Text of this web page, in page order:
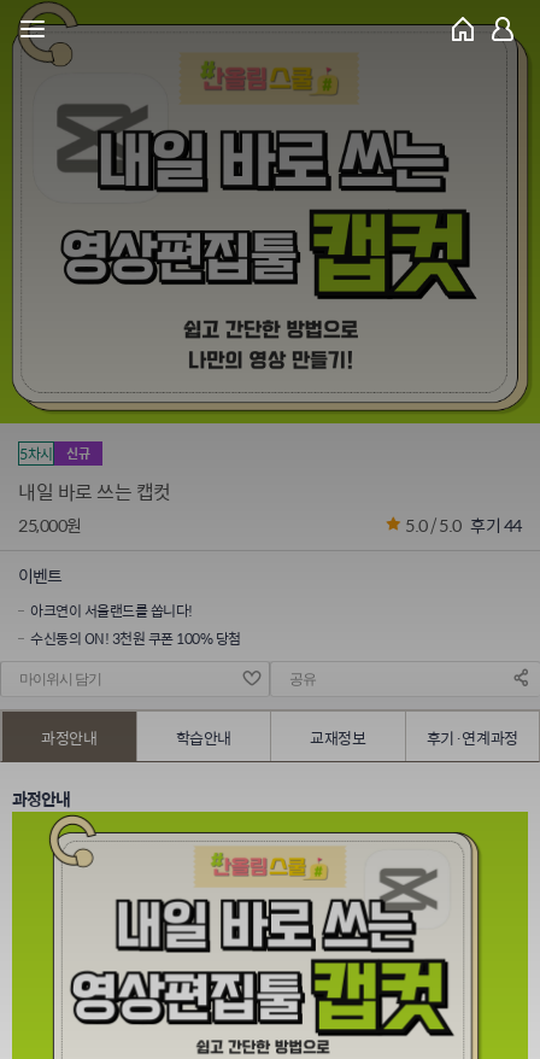
5차시 신규
내일 바로 쓰는 캡컷
25,000원 5.0 / 5.0 후기 44
이벤트
아크연이 서울랜드를 쏩니다!
수신동의 ON! 3천원 쿠폰 100% 당첨
마이위시 담기 공유
과정안내 학습안내 교재정보 후기·연계과정
과정안내